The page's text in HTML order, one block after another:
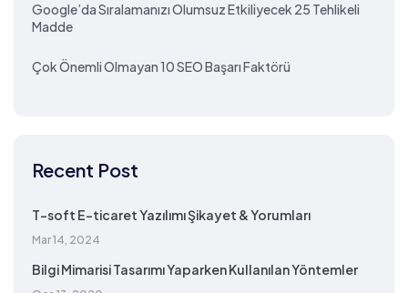
Google’da Sıralamanızı Olumsuz Etkiliyecek 25 Tehlikeli
Madde
Çok Önemli Olmayan 10 SEO Başarı Faktörü
Recent Post
T-soft E-ticaret Yazılımı Şikayet & Yorumları
Mar 14, 2024
Bilgi Mimarisi Tasarımı Yaparken Kullanılan Yöntemler